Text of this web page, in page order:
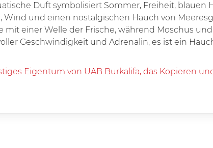
Duft symbolisiert Sommer, Freiheit, blauen
Wind und einen nostalgischen Hauch von
mit einer Welle der Frische, während Moschus
Geschwindigkeit und Adrenalin, es ist ein
Eigentum von UAB Burkalifa, das Kopieren